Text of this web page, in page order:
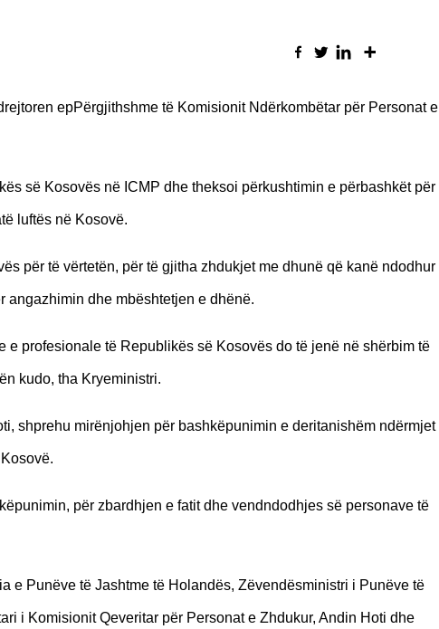
epPërgjithshme të Komisionit Ndërkombëtar për Personat e
së Kosovës në ICMP dhe theksoi përkushtimin e përbashkët për
luftës në Kosovë.
për të vërtetën, për të gjitha zhdukjet me dhunë që kanë ndodhur
angazhimin dhe mbështetjen e dhënë.
profesionale të Republikës së Kosovës do të jenë në shërbim të
kudo, tha Kryeministri.
shprehu mirënjohjen për bashkëpunimin e deritanishëm ndërmjet
për zbardhjen e fatit dhe vendndodhjes së personave të
e Punëve të Jashtme të Holandës, Zëvendësministri i Punëve të
i Komisionit Qeveritar për Personat e Zhdukur, Andin Hoti dhe